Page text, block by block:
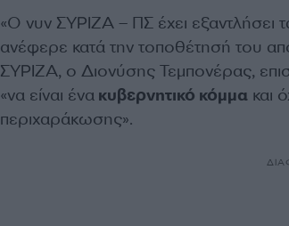
«Ο νυν ΣΥΡΙΖΑ – ΠΣ έχει εξαντλήσει
ανέφερε κατά την τοποθέτησή του
ΣΥΡΙΖΑ, ο Διονύσης Τεμπονέρας,
«να είναι ένακυβερνητικό κόμμακαι
περιχαράκωσης».